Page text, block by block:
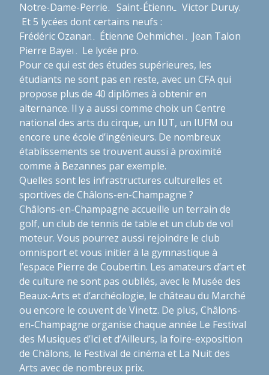
Notre-Dame-Perrier Saint-Étienne Victor Duruy.
Et 5 lycées dont certains neufs :
Frédéric Ozanam Étienne Oehmichen Jean Talon
Pierre Bayen Le lycée pro.
Pour ce qui est des études supérieures, les
étudiants ne sont pas en reste, avec un CFA qui
propose plus de 40 diplômes à obtenir en
alternance. Il y a aussi comme choix un Centre
national des arts du cirque, un IUT, un IUFM ou
encore une école d’ingénieurs. De nombreux
établissements se trouvent aussi à proximité
comme à Bezannes par exemple.
Quelles sont les infrastructures culturelles et
sportives de Châlons-en-Champagne ?
Châlons-en-Champagne accueille un terrain de
golf, un club de tennis de table et un club de vol
moteur. Vous pourrez aussi rejoindre le club
omnisport et vous initier à la gymnastique à
l’espace Pierre de Coubertin. Les amateurs d’art et
de culture ne sont pas oubliés, avec le Musée des
Beaux-Arts et d’archéologie, le château du Marché
ou encore le couvent de Vinetz. De plus, Châlons-
en-Champagne organise chaque année Le Festival
des Musiques d’Ici et d’Ailleurs, la foire-exposition
de Châlons, le Festival de cinéma et La Nuit des
Arts avec de nombreux prix.